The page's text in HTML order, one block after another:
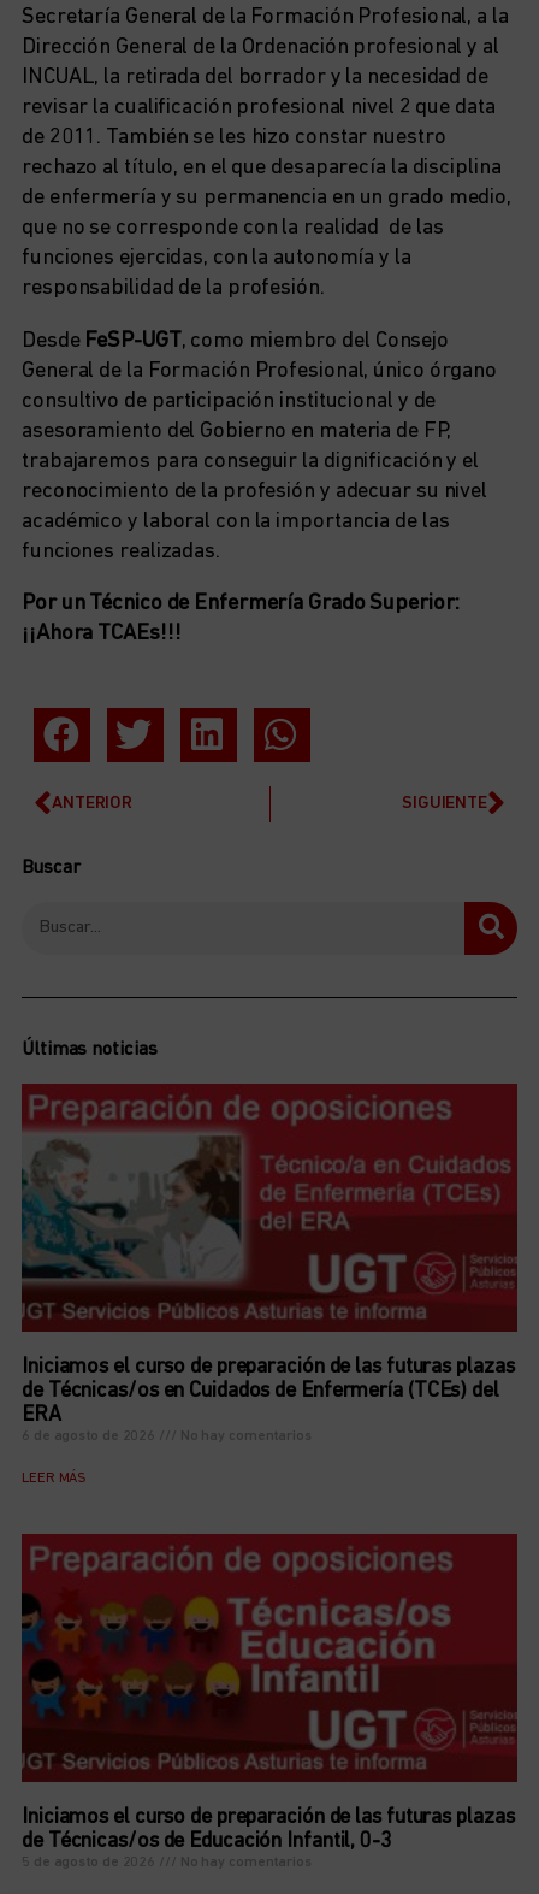
Secretaría General de la Formación Profesional, a la
Dirección General de la Ordenación profesional y al
INCUAL, la retirada del borrador y la necesidad de
revisar la cualificación profesional nivel 2 que data
de 2011. También se les hizo constar nuestro
rechazo al título, en el que desaparecía la disciplina
de enfermería y su permanencia en un grado medio,
que no se corresponde con la realidad de las
funciones ejercidas, con la autonomía y la
responsabilidad de la profesión.
DesdeFeSP-UGT, como miembro del Consejo
General de la Formación Profesional, único órgano
consultivo de participación institucional y de
asesoramiento del Gobierno en materia de FP,
trabajaremos para conseguir la dignificación y el
reconocimiento de la profesión y adecuar su nivel
académico y laboral con la importancia de las
funciones realizadas.
Por un Técnico de Enfermería Grado Superior:
¡¡Ahora TCAEs!!!
ANTERIOR SIGUIENTE
Buscar
Últimas noticias
Iniciamos el curso de preparación de las futuras plazas
de Técnicas/os en Cuidados de Enfermería (TCEs) del
ERA
6 de agosto de 2026 No hay comentarios
LEER MÁS
Iniciamos el curso de preparación de las futuras plazas
de Técnicas/os de Educación Infantil, 0-3
5 de agosto de 2026 No hay comentarios